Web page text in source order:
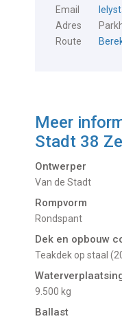
Email
Adres
Route
Meer
Stadt 38
Ontwerper
Van de Stadt
Rompvorm
Rondspant
Dek en opbouw
Teakdek op staal
9.500 kg
Ballast